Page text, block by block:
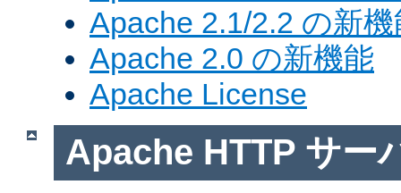
Apache 2.1/2.2 の新機
Apache 2.0 の新機能
Apache License
Apache HTTP サー